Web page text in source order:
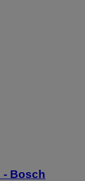
- Bosch